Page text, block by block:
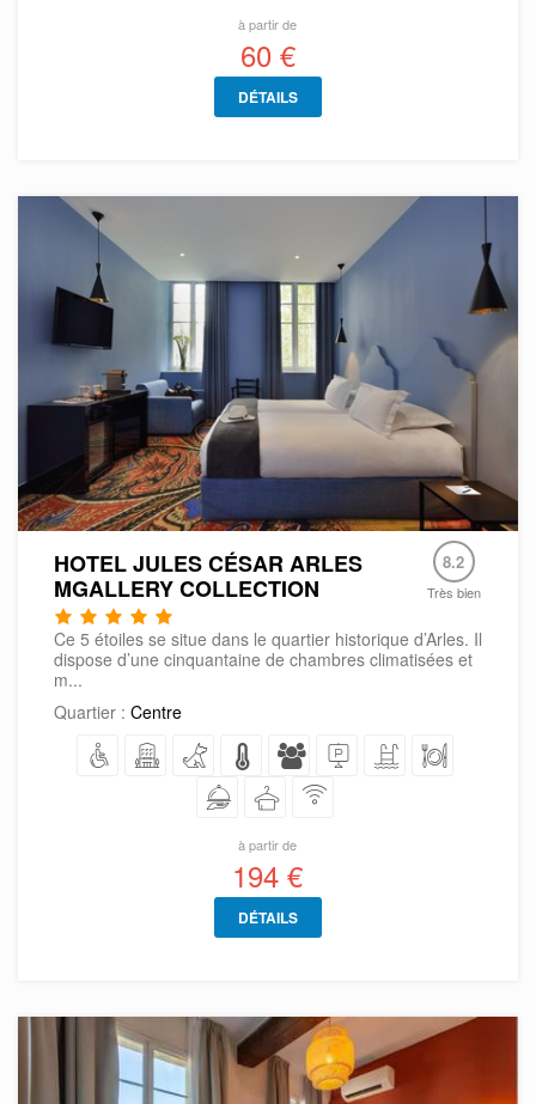
à partir de
60 €
DÉTAILS
HOTEL JULES CÉSAR ARLES
MGALLERY COLLECTION
8.2
Très bien
Ce 5 étoiles se situe dans le quartier historique d’Arles. Il
dispose d’une cinquantaine de chambres climatisées et
m...
Quartier : Centre
à partir de
194 €
DÉTAILS